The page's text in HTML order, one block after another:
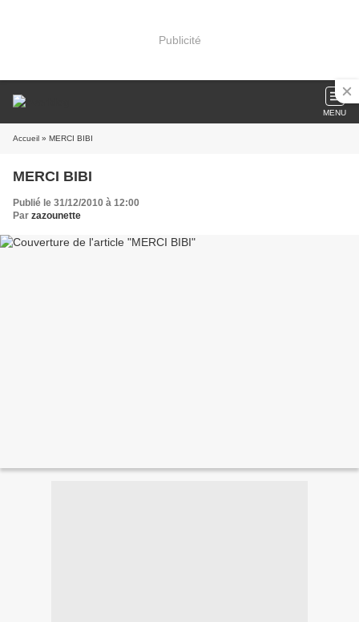
Publicité
MENU
Accueil » MERCI BIBI
MERCI BIBI
Publié le 31/12/2010 à 12:00
Par zazounette